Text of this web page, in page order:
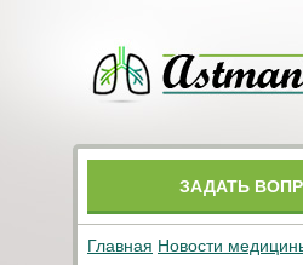
ЗАДАТЬ
Главная Новости